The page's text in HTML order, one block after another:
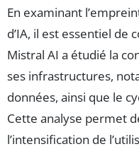
En examinant
d’IA, il est essentiel de
Mistral AI a étudié la
ses infrastructures,
données, ainsi que le
Cette analyse permet
l’intensification de